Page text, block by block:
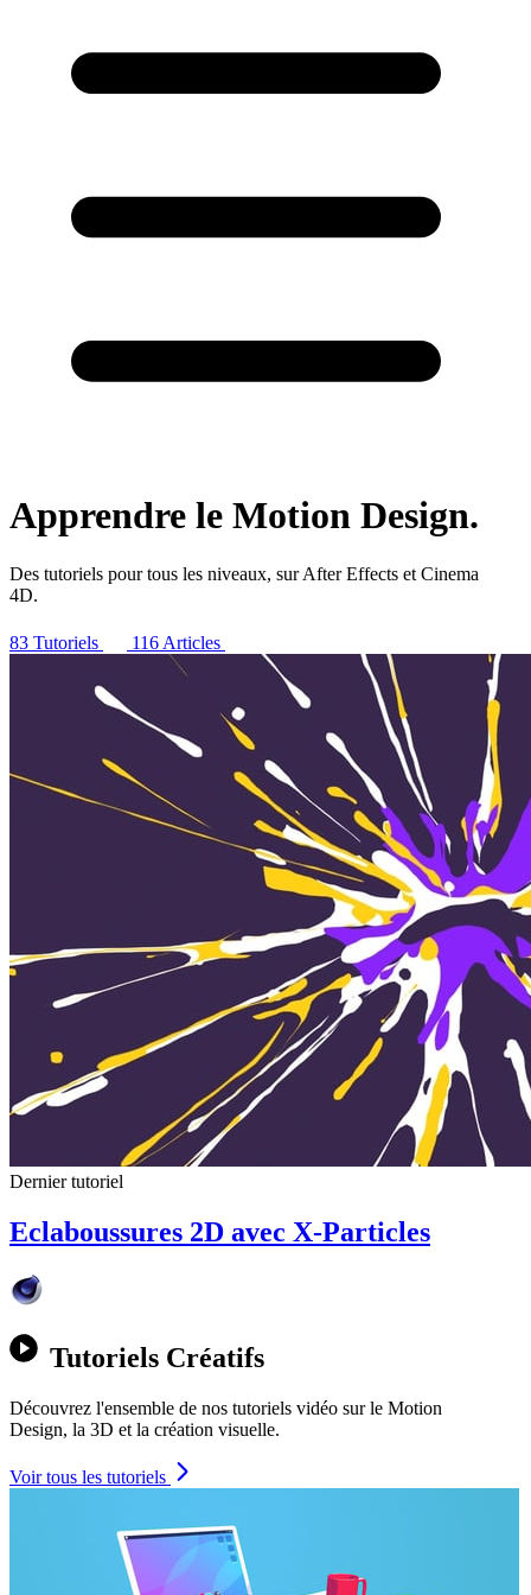
Apprendre le Motion Design.
Des tutoriels pour tous les niveaux, sur After Effects et Cinema
4D.
83 Tutoriels 116 Articles
Dernier tutoriel
Eclaboussures 2D avec X-Particles
Tutoriels Créatifs
Découvrez l'ensemble de nos tutoriels vidéo sur le Motion
Design, la 3D et la création visuelle.
Voir tous les tutoriels